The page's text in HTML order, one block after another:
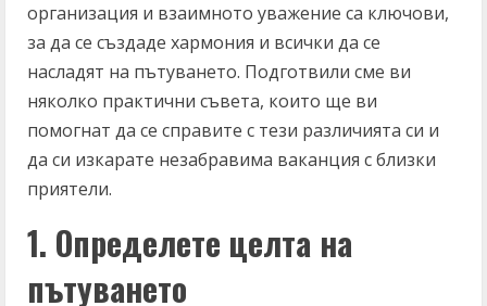
организация и взаимното уважение са ключови,
за да се създаде хармония и всички да се
насладят на пътуването. Подготвили сме ви
няколко практични съвета, които ще ви
помогнат да се справите с тези различията си и
да си изкарате незабравима ваканция с близки
приятели.
1. Определете целта на
пътуването